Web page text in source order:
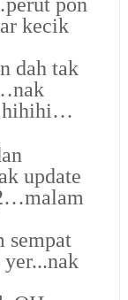
kecik
dah tak
update
sempat